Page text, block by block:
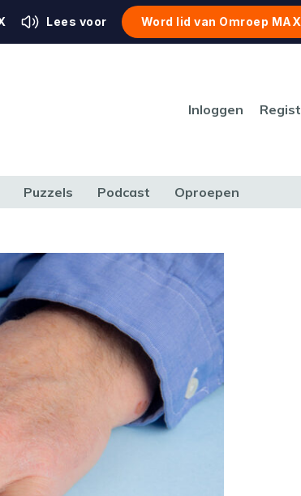
Lees voor Word lid van Omroep MAX
Inloggen
Puzzels Podcast Oproepen